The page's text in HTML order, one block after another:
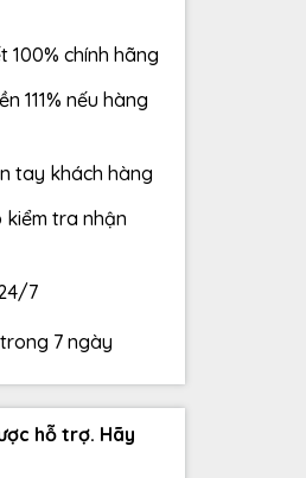
100% chính hãng
111% nếu hàng
tay khách hàng
kiểm tra nhận
7
7 ngày
hỗ trợ. Hãy